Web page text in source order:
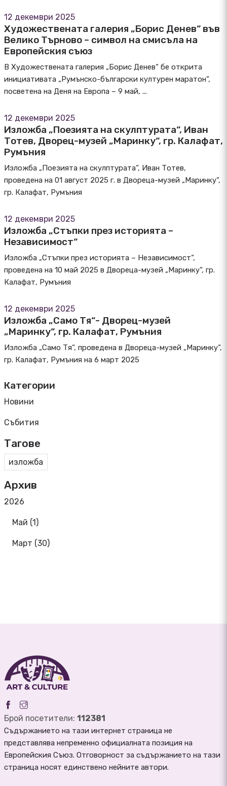
12 декември 2025
Художествената галерия „Борис Денев“ във
Велико Търново – символ на смисъла на
Европейския съюз
В Художествената галерия „Борис Денев“ бе открита
инициативата „Румънско-български културен маратон“,
посветена на Деня на Европа – 9 май, ...
12 декември 2025
Изложба „Поезията на скулптурата“, Иван
Тотев, Дворец-музей „Маринку“, гр. Калафат,
Румъния
Изложба „Поезията на скулптурата“, Иван Тотев,
проведена на 01 август 2025 г. в Двореца-музей „Маринку“,
гр. Калафат, Румъния
12 декември 2025
Изложба „Стъпки през историята –
Независимост“
Изложба „Стъпки през историята – Независимост“,
проведена на 10 май 2025 в Двореца-музей „Маринку“, гр.
Калафат, Румъния
12 декември 2025
Изложба „Само Тя“- Дворец-музей
„Маринку“, гр. Калафат, Румъния
Изложба „Само Тя“, проведена в Двореца-музей „Маринку“,
гр. Калафат, Румъния на 6 март 2025
Категории
Новини
Събития
Тагове
изложба
Архив
2026
Май (1)
Март (30)
Брой посетители: 112381
Съдържанието на тази интернет страница не
представлява непременно официалната позиция на
Европейския Съюз. Отговорност за съдържанието на тази
страница носят единствено нейните автори.